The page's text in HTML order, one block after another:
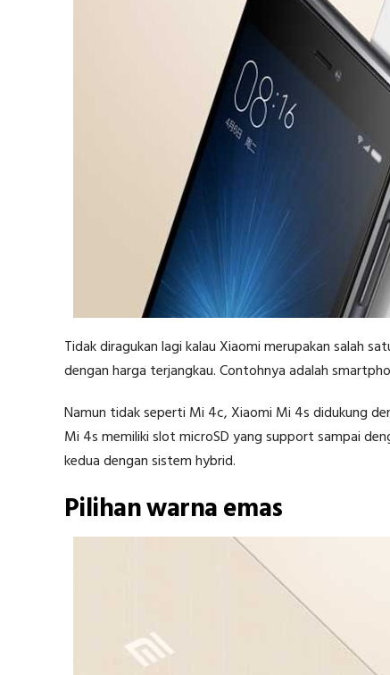
Tidak diragukan lagi kalau Xiaomi merupakan salah
dengan harga terjangkau. Contohnya adalah
Namun tidak seperti Mi 4c, Xiaomi Mi 4s didukung
Mi 4s memiliki slot microSD yang support sampai
kedua dengan sistem hybrid.
Pilihan warna emas